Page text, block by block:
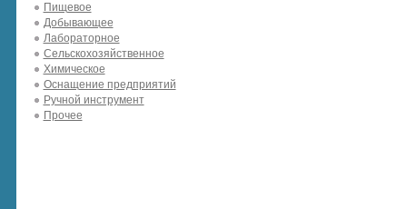
Пищевое
Добывающее
Лабораторное
Сельскохозяйственное
Химическое
Оснащение предприятий
Ручной инструмент
Прочее